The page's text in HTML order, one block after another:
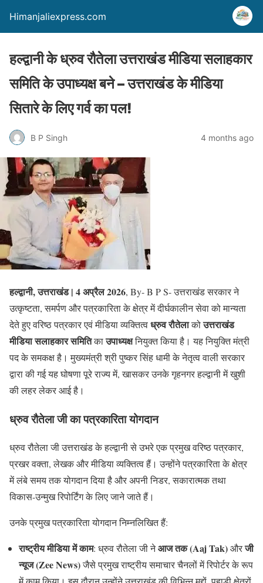
Himanjaliexpress.com
हल्द्वानी के ध्रुव रौतेला उत्तराखंड मीडिया सलाहकार
समिति के उपाध्यक्ष बने – उत्तराखंड के मीडिया
सितारे के लिए गर्व का पल!
B P Singh 4 months ago
हल्द्वानी, उत्तराखंड | 4 अप्रैल 2026, By- B P S- उत्तराखंड सरकार ने
उत्कृष्टता, समर्पण और पत्रकारिता के क्षेत्र में दीर्घकालीन सेवा को मान्यता
देते हुए वरिष्ठ पत्रकार एवं मीडिया व्यक्तित्वध्रुव रौतेलाकोउत्तराखंड
मीडिया सलाहकार समितिकाउपाध्यक्षनियुक्त किया है। यह नियुक्ति मंत्री
पद के समकक्ष है। मुख्यमंत्री श्री पुष्कर सिंह धामी के नेतृत्व वाली सरकार
द्वारा की गई यह घोषणा पूरे राज्य में, खासकर उनके गृहनगर हल्द्वानी में खुशी
की लहर लेकर आई है।
ध्रुव रौतेला जी का पत्रकारिता योगदान
ध्रुव रौतेला जी उत्तराखंड के हल्द्वानी से उभरे एक प्रमुख वरिष्ठ पत्रकार,
प्रखर वक्ता, लेखक और मीडिया व्यक्तित्व हैं। उन्होंने पत्रकारिता के क्षेत्र
में लंबे समय तक योगदान दिया है और अपनी निडर, सकारात्मक तथा
विकास-उन्मुख रिपोर्टिंग के लिए जाने जाते हैं।
उनके प्रमुख पत्रकारिता योगदान निम्नलिखित हैं:
राष्ट्रीय मीडिया में काम: ध्रुव रौतेला जी नेआज तक (Aaj Tak)औरजी
न्यूज (Zee News)जैसे प्रमुख राष्ट्रीय समाचार चैनलों में रिपोर्टर के रूप